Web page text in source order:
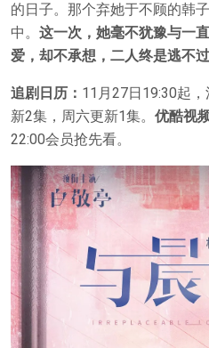
的日子。那个弃她于不顾的韩
中。 这一次，她毫不犹豫与一
爱，却不承想，二人终是逃不
追剧日历： 11月27日19:30起
新2集，周六更新1集。 优酷视
22:00会员抢先看。